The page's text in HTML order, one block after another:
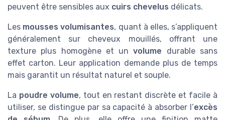
peuvent être sensibles aux cuirs chevelus délicats.
Les mousses volumisantes, quant à elles, s’appliquent
généralement sur cheveux mouillés, offrant une
texture plus homogène et unvolume durable sans
effet carton. Leur application demande plus de temps
mais garantit un résultat naturel et souple.
La poudre volume, tout en restant discrète et facile à
utiliser, se distingue par sa capacité à absorber l’excès